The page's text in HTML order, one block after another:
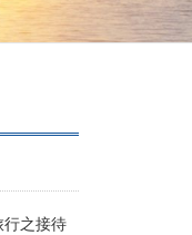
之接待